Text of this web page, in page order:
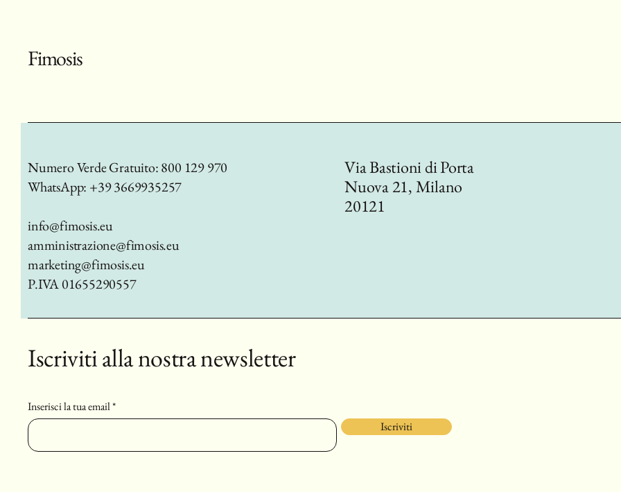
Fimosis
Numero Verde Gratuito: 800 129 970
WhatsApp: +39 3669935257
info@fimosis.eu
amministrazione@fimosis.eu
marketing@fimosis.eu
P.IVA 01655290557
Via Bastioni di Porta
Nuova 21, Milano
20121
Iscriviti alla nostra newsletter
Inserisci la tua email
Iscriviti